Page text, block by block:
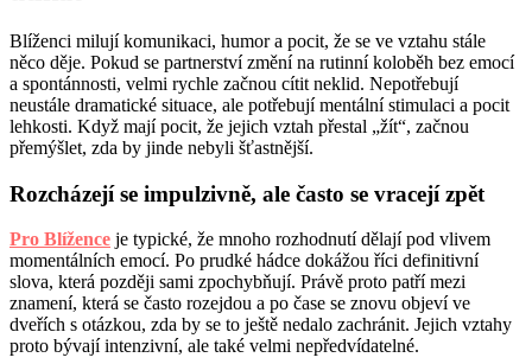
Blíženci milují komunikaci, humor a pocit, že se ve vztahu stále
něco děje. Pokud se partnerství změní na rutinní koloběh bez emocí
a spontánnosti, velmi rychle začnou cítit neklid. Nepotřebují
neustále dramatické situace, ale potřebují mentální stimulaci a pocit
lehkosti. Když mají pocit, že jejich vztah přestal „žít“, začnou
přemýšlet, zda by jinde nebyli šťastnější.
Rozcházejí se impulzivně, ale často se vracejí zpět
Pro Blížence je typické, že mnoho rozhodnutí dělají pod vlivem
momentálních emocí. Po prudké hádce dokážou říci definitivní
slova, která později sami zpochybňují. Právě proto patří mezi
znamení, která se často rozejdou a po čase se znovu objeví ve
dveřích s otázkou, zda by se to ještě nedalo zachránit. Jejich vztahy
proto bývají intenzivní, ale také velmi nepředvídatelné.